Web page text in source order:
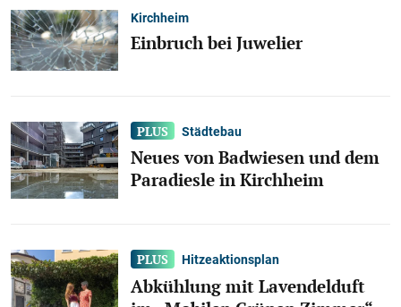
Kirchheim
Einbruch bei Juwelier
Städtebau
Neues von Badwiesen und dem
Paradiesle in Kirchheim
Hitzeaktionsplan
Abkühlung mit Lavendelduft